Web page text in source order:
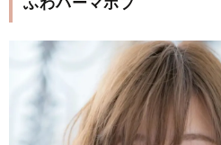
ふわパーマボブ